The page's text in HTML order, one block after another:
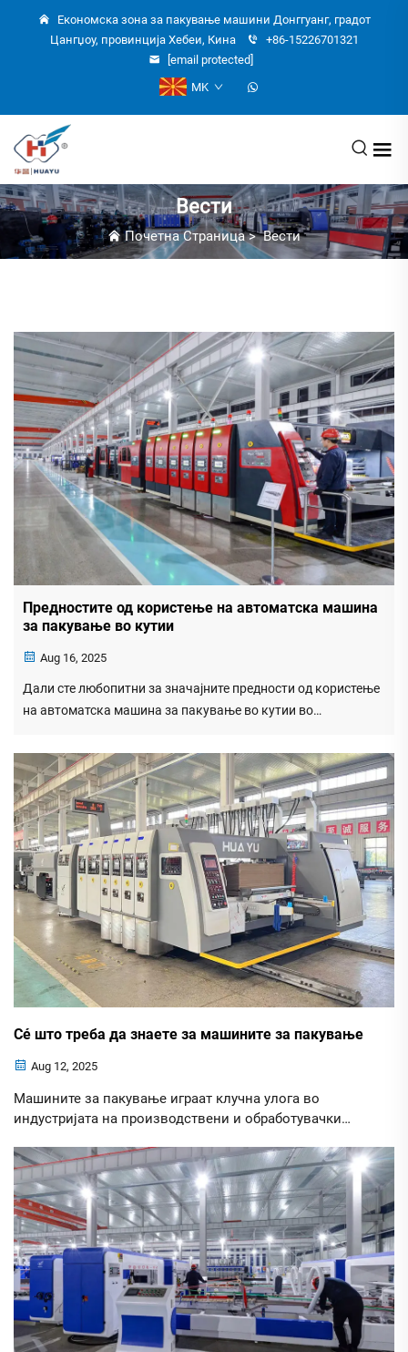
Економска зона за пакување машини Донггуанг, градот
Цангџоу, провинција Хебеи, Кина
+86-15226701321
[email protected]
MK
Вести
Почетна Страница>Вести
Предностите од користење на автоматска машина
за пакување во кутии
Aug 16, 2025
Дали сте любопитни за значајните предности од користење
на автоматска машина за пакување во кутии во
овој чланок ќе истражиме ги предностите на оваа
иновативна технологија во областа на пакување...
Сé што треба да знаете за машините за пакување
Aug 12, 2025
Машините за пакување играат клучна улога во
индустријата на производствени и обработувачки
чланок ќе обезбеди комплексна информација за
машините за пакување, нивното значење и
различните типови...